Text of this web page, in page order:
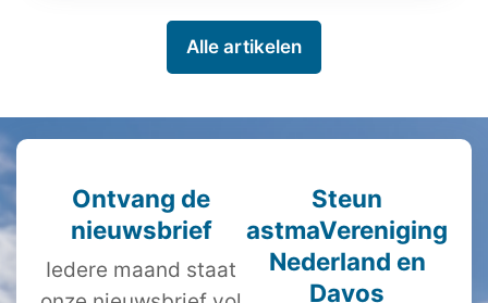
Alle artikelen
Ontvang de
nieuwsbrief
Iedere maand staat
Steun
astmaVereniging
Nederland en
Davos